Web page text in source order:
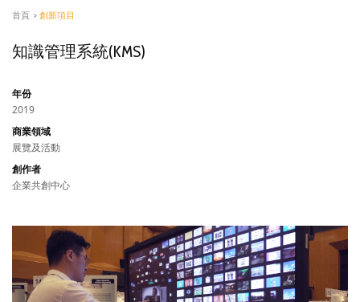
首頁 > 創新項目
知識管理系統(KMS)
年份
2019
商業領域
展覽及活動
創作者
企業共創中心